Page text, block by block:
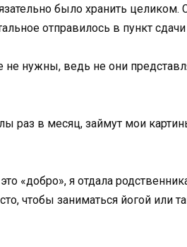
было хранить целиком.
отправилось в пункт
нужны, ведь не они
раз в месяц, займут мои
«добро», я отдала
чтобы заниматься йогой или